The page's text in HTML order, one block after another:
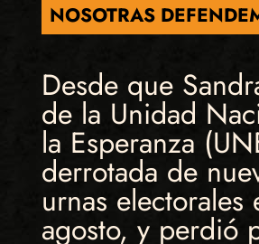
NOSOTRAS
Desde que
de la Unidad
la Esperanza
derrotada de
urnas
agosto, y perdió